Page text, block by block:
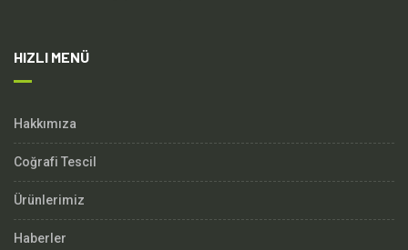
HIZLI MENÜ
Hakkımıza
Coğrafi Tescil
Ürünlerimiz
Haberler